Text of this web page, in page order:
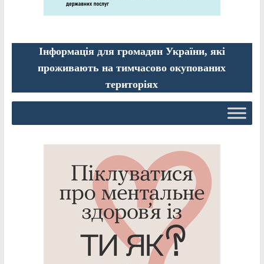
Інформація для громадян України, які
проживають на тимчасово окупованих
територіях